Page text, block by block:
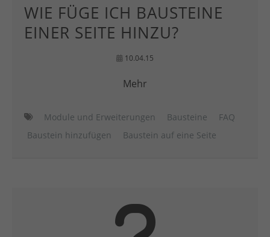
WIE FÜGE ICH BAUSTEINE
EINER SEITE HINZU?
10.04.15
Mehr
Module und Erweiterungen Bausteine
FAQ
Baustein hinzufügen
Baustein auf eine Seite